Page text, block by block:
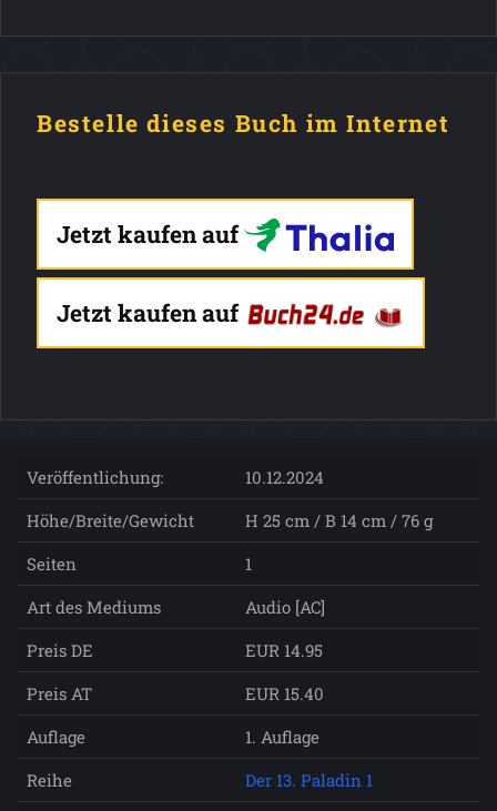
Bestelle dieses Buch im Internet
Jetzt kaufen auf
Jetzt kaufen auf
Veröffentlichung:
10.12.2024
Höhe/Breite/Gewicht
H 25 cm / B 14 cm / 76 g
Seiten
1
Art des Mediums
Audio [AC]
Preis DE
EUR 14.95
Preis AT
EUR 15.40
Auflage
1. Auflage
Reihe
Der 13. Paladin 1